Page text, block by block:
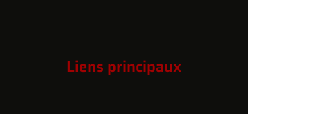
Liens principaux